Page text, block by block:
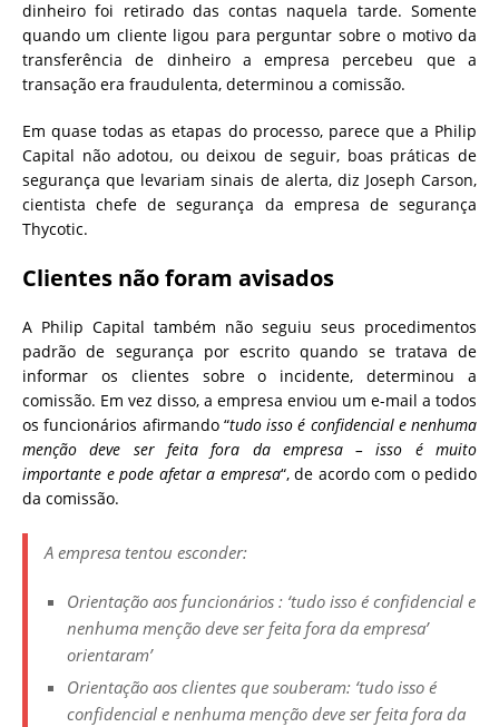
dinheiro foi retirado das contas naquela tarde. Somente
quando um cliente ligou para perguntar sobre o motivo da
transferência de dinheiro a empresa percebeu que a
transação era fraudulenta, determinou a comissão.
Em quase todas as etapas do processo, parece que a Philip
Capital não adotou, ou deixou de seguir, boas práticas de
segurança que levariam sinais de alerta, diz Joseph Carson,
cientista chefe de segurança da empresa de segurança
Thycotic.
Clientes não foram avisados
A Philip Capital também não seguiu seus procedimentos
padrão de segurança por escrito quando se tratava de
informar os clientes sobre o incidente, determinou a
comissão. Em vez disso, a empresa enviou um e-mail a todos
os funcionários afirmando “tudo isso é confidencial e nenhuma
menção deve ser feita fora da empresa – isso é muito
importante e pode afetar a empresa“, de acordo com o pedido
da comissão.
A empresa tentou esconder:
Orientação aos funcionários : ‘tudo isso é confidencial e
nenhuma menção deve ser feita fora da empresa’
orientaram’
Orientação aos clientes que souberam: ‘tudo isso é
confidencial e nenhuma menção deve ser feita fora da